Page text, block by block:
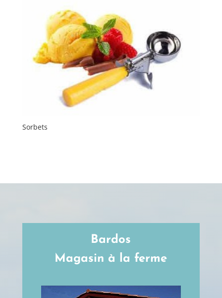
Sorbets
Bardos
Magasin à la ferme